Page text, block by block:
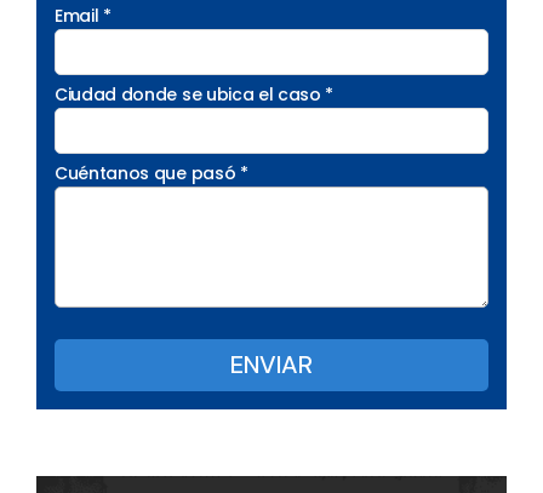
Email *
Ciudad donde se ubica el caso *
Cuéntanos que pasó *